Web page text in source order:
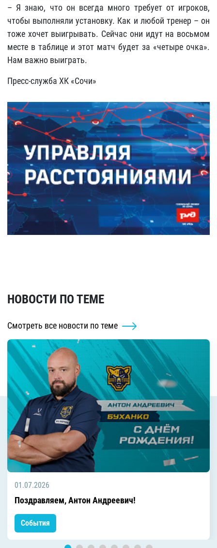
– Я знаю, что он всегда много требует от игроков,
чтобы выполняли установку. Как и любой тренер – он
тоже хочет выигрывать. Сейчас они идут на восьмом
месте в таблице и этот матч будет за «четыре очка».
Нам важно выиграть.
Пресс-служба ХК «Сочи»
НОВОСТИ ПО ТЕМЕ
Смотреть все новости по теме
01.07.2026
Поздравляем, Антон Андреевич!
События